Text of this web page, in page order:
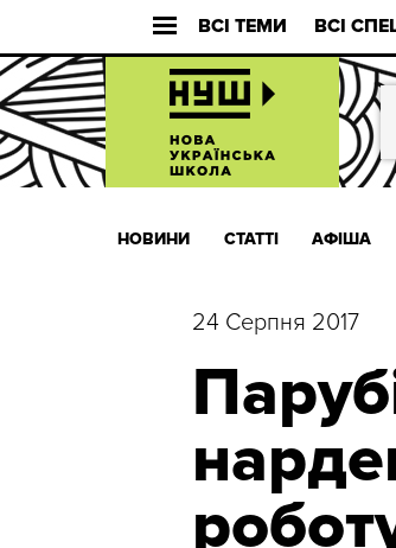
ВСІ ТЕМИ ВСІ
НОВИНИ СТАТТІ АФІША
24 Серпня 2017